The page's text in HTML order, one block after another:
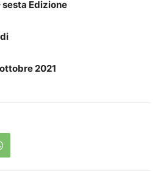
sesta Edizione
2021